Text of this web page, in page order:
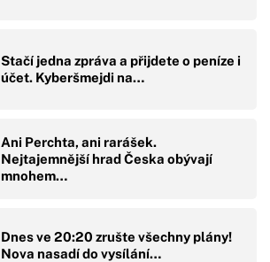
Stačí jedna zpráva a přijdete o peníze i
účet. Kyberšmejdi na…
Ani Perchta, ani rarášek.
Nejtajemnější hrad Česka obývají
mnohem…
Dnes ve 20:20 zrušte všechny plány!
Nova nasadí do vysílání…